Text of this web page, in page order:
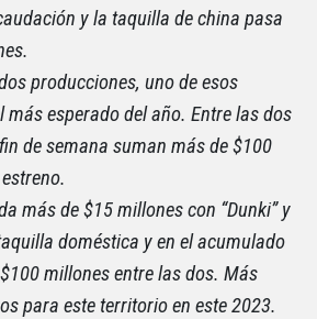
y la taquilla de china pasa
producciones, uno de esos
más esperado del año. Entre las dos
de semana suman más de $100
más de $15 millones con “Dunki” y
doméstica y en el acumulado
millones entre las dos. Más
para este territorio en este 2023.